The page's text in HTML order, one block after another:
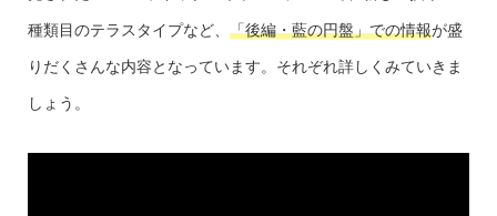
種類目のテラスタイプなど、 「後編・藍の円盤」での情報が盛
りだくさんな内容となっています。それぞれ詳しくみていきま
しょう。